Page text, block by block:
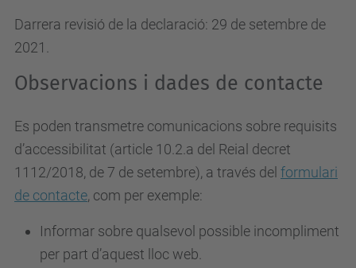
Darrera revisió de la declaració: 29 de setembre de
2021.
Observacions i dades de contacte
Es poden transmetre comunicacions sobre requisits
d’accessibilitat (article 10.2.a del Reial decret
1112/2018, de 7 de setembre), a través del formulari
de contacte, com per exemple:
Informar sobre qualsevol possible incompliment
per part d’aquest lloc web.